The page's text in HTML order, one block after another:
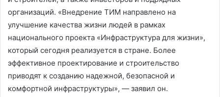
организаций. «Внедрение ТИМ направлено на
улучшение качества жизни людей в рамках
национального проекта «Инфраструктура для жизни»,
который сегодня реализуется в стране. Более
эффективное проектирование и строительство
приводят к созданию надежной, безопасной и
комфортной инфраструктуры», — заявил он.